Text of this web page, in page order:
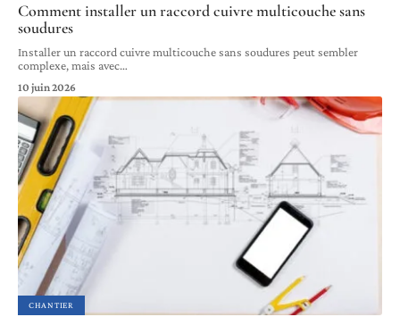
Comment installer un raccord cuivre multicouche sans
soudures
Installer un raccord cuivre multicouche sans soudures peut sembler
complexe, mais avec…
10 juin 2026
CHANTIER